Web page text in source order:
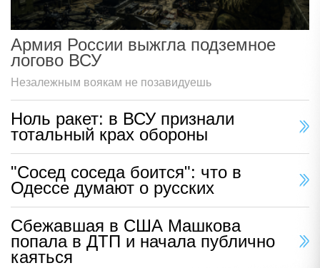
Армия России выжгла подземное
логово ВСУ
Незалежным воякам не позавидуешь
Ноль ракет: в ВСУ признали
тотальный крах обороны
"Сосед соседа боится": что в
Одессе думают о русских
Сбежавшая в США Машкова
попала в ДТП и начала публично
каяться